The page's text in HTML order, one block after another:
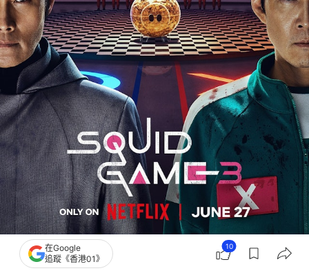
最終季將於6月27日回歸。（Netflix）
在Google
追蹤《香港01》
10